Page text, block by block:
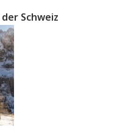
Schweiz